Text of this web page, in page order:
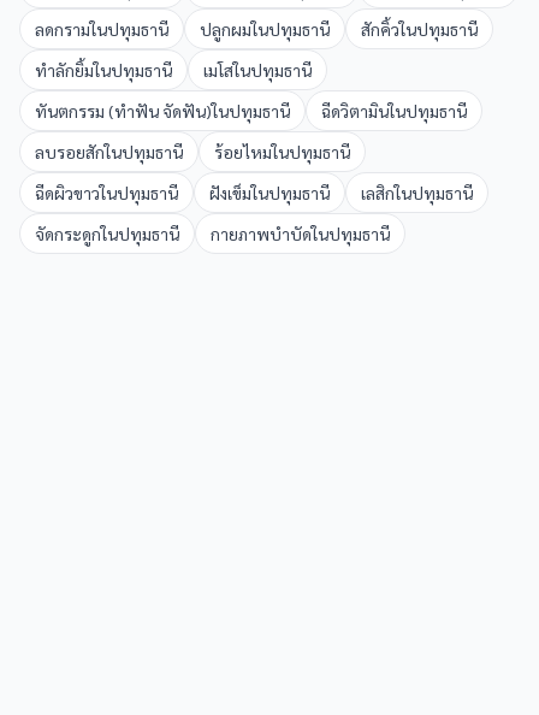
ลดกรามในปทุมธานี ปลูกผมในปทุมธานี สักคิ้วในปทุมธานี
ทำลักยิ้มในปทุมธานี เมโสในปทุมธานี
ทันตกรรม (ทำฟัน จัดฟัน)ในปทุมธานี ฉีดวิตามินในปทุมธานี
ลบรอยสักในปทุมธานี ร้อยไหมในปทุมธานี
ฉีดผิวขาวในปทุมธานี ฝังเข็มในปทุมธานี เลสิกในปทุมธานี
จัดกระดูกในปทุมธานี กายภาพบำบัดในปทุมธานี